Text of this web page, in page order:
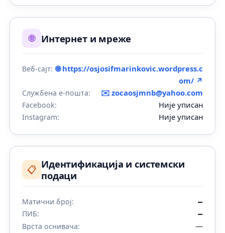
🌐 Интернет и мреже
Веб-сајт: 🌐 https://osjosifmarinkovic.wordpress.c
om/ ↗
Службена е-пошта: ✉️ zocaosjmnb@yahoo.com
Facebook: Није уписан
Instagram: Није уписан
📋 Идентификација и системски
подаци
Матични број: —
ПИБ: —
Врста оснивача: —